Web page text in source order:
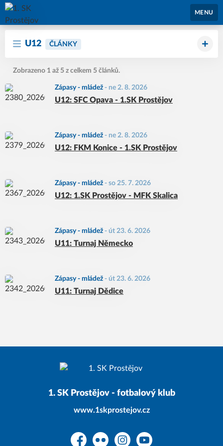
1. SK Prostějov
MENU
U12 ČLÁNKY
Zobrazeno 1 až 5 z celkem 5 článků.
Zápasy - mládež - ne 2. 8. 2026
U12: SFC Opava - 1.SK Prostějov
Zápasy - mládež - ne 2. 8. 2026
U12: FKM Konice - 1.SK Prostějov
Zápasy - mládež - so 25. 7. 2026
U12: 1.SK Prostějov - MFK Skalica
Zápasy - mládež - út 23. 6. 2026
U11: Turnaj Německo
Zápasy - mládež - út 23. 6. 2026
U11: Turnaj Dědice
1. SK Prostějov - fotbalový klub
www.1skprostejov.cz